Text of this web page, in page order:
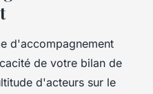
d'accompagnement
de votre bilan de
d'acteurs sur le